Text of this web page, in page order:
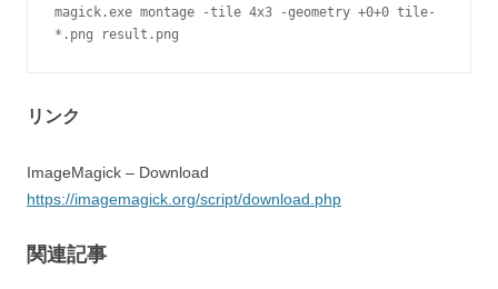
magick.exe montage -tile 4x3 -geometry +0+0 tile-
*.png result.png
リンク
ImageMagick – Download
https://imagemagick.org/script/download.php
関連記事